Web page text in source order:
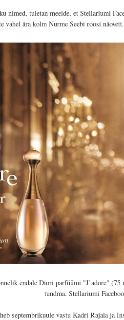
nimed, tuletan meelde, et Stellariumi
vahel ära kolm Nurme Seebi roosi
endale Diori parfüümi "J`adore"
tundma. Stellariumi
septembrikuule vastu Kadri Rajala ja